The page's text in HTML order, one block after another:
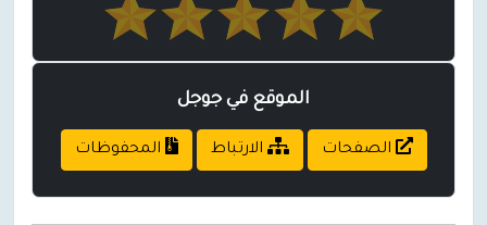
الموقع في جوجل
الصفحات الارتباط المحفوظات